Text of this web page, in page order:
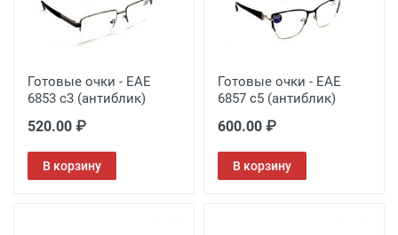
Готовые очки - EAE
6853 с3 (антиблик)
520.00 ₽
В корзину
Готовые очки - EAE
6857 с5 (антиблик)
600.00 ₽
В корзину